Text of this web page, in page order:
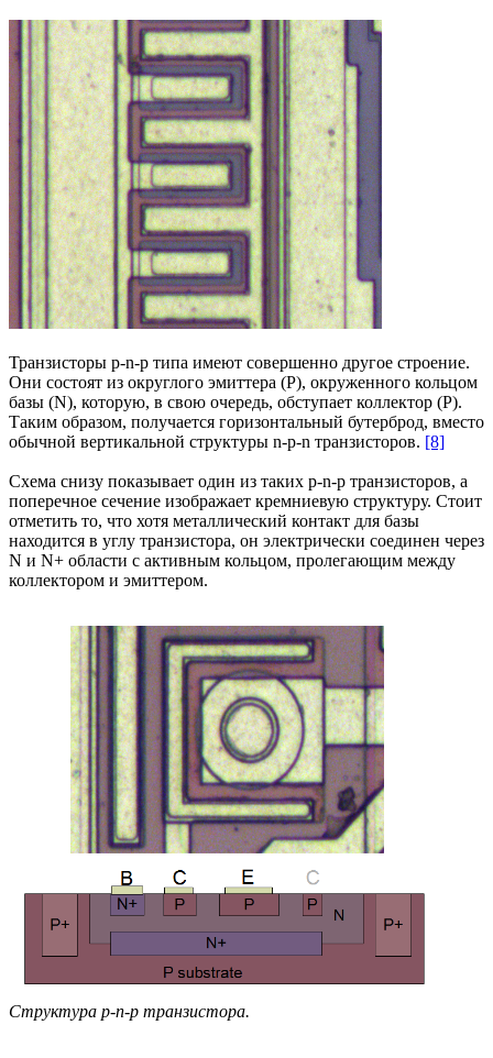
Транзисторы p-n-p типа имеют совершенно другое строение.
Они состоят из округлого эмиттера (P), окруженного кольцом
базы (N), которую, в свою очередь, обступает коллектор (P).
Таким образом, получается горизонтальный бутерброд, вместо
обычной вертикальной структуры n-p-n транзисторов. [8]
Схема снизу показывает один из таких p-n-p транзисторов, а
поперечное сечение изображает кремниевую структуру. Стоит
отметить то, что хотя металлический контакт для базы
находится в углу транзистора, он электрически соединен через
N и N+ области с активным кольцом, пролегающим между
коллектором и эмиттером.
Структура p-n-p транзистора.